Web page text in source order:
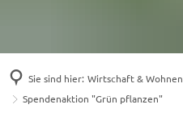
Sie sind hier: Wirtschaft & Wohnen
Spendenaktion "Grün pflanzen"